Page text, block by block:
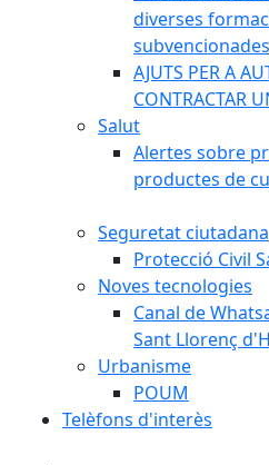
diverses
subvencionades
AJUTS PER A
CONTRACTAR
Salut
Alertes sobre
productes de
Seguretat ciutadana
Protecció Civil
Noves tecnologies
Canal de
Sant Llorenç
Urbanisme
POUM
Telèfons d'interès